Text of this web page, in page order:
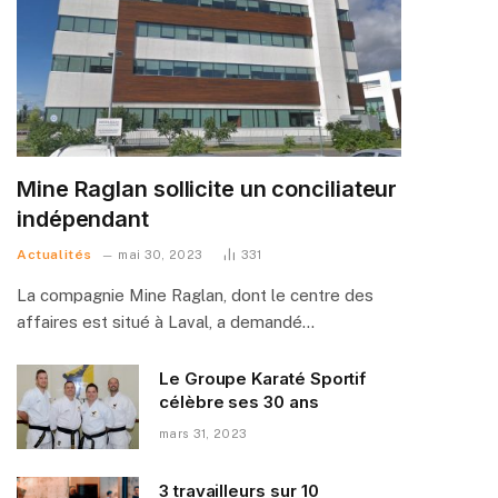
Mine Raglan sollicite un conciliateur
indépendant
Actualités mai 30, 2023 331
La compagnie Mine Raglan, dont le centre des
affaires est situé à Laval, a demandé…
Le Groupe Karaté Sportif
célèbre ses 30 ans
mars 31, 2023
3 travailleurs sur 10